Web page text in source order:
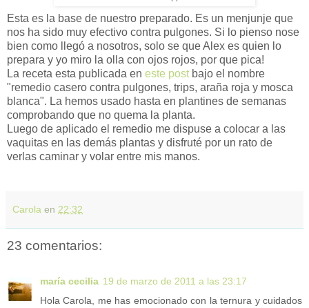
Esta es la base de nuestro preparado. Es un menjunje que
nos ha sido muy efectivo contra pulgones. Si lo pienso nose
bien como llegó a nosotros, solo se que Alex es quien lo
prepara y yo miro la olla con ojos rojos, por que pica!
La receta esta publicada en este postbajo el nombre
"remedio casero contra pulgones, trips, araña roja y mosca
blanca". La hemos usado hasta en plantines de semanas
comprobando que no quema la planta.
Luego de aplicado el remedio me dispuse a colocar a las
vaquitas en las demás plantas y disfruté por un rato de
verlas caminar y volar entre mis manos.
Carola en 22:32
23 comentarios:
maría cecilia 19 de marzo de 2011 a las 23:17
Hola Carola, me has emocionado con la ternura y cuidados